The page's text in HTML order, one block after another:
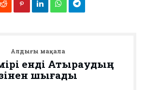
Алдыңғы мақала
енді Атыраудың
шығады